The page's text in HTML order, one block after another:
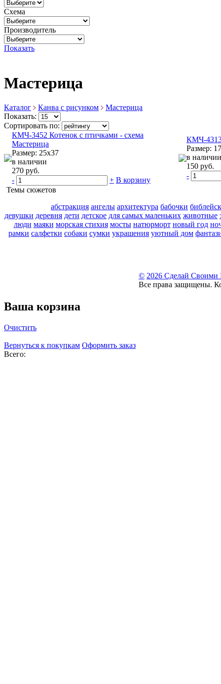
Схема
Производитель
Показать
Мастерица
Каталог Канва с рисунком
Мастерица
Показать:
Сортировать по:
КМЧ-3452 Котенок с птичками - схема
Мастерица
Размер: 25х37
в наличии
270 руб.
-
+ В корзину
КМЧ-4313
Размер:
в наличии
150 руб.
-
Темы сюжетов
абстракция ангелы архитектура бабочки
девушки деревня дети детское для самых маленьких животные
люди маяки морская стихия мосты натюрморт новый год
рамки салфетки собаки сумки украшения уютный дом
© 2026 Сделай Своими
Все права защищены.
Ваша корзина
Очистить
Вернуться к покупкам Оформить заказ
Всего: